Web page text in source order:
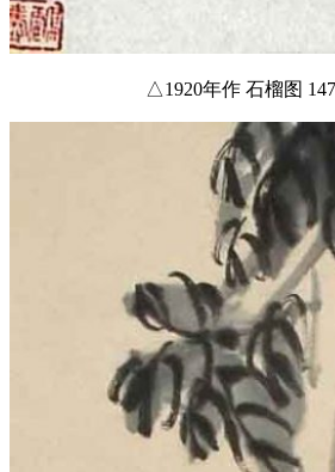
△1920年作 石榴图